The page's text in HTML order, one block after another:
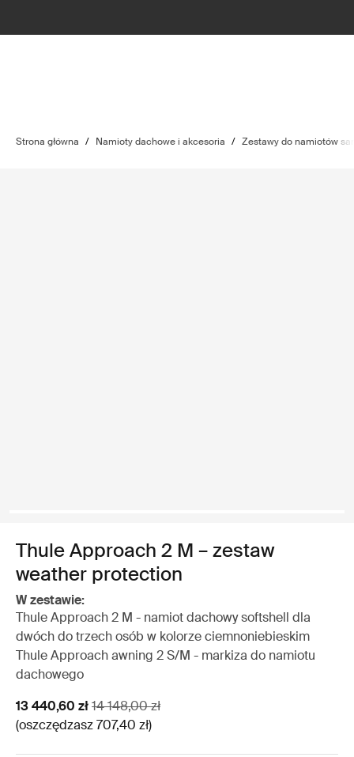
Strona główna / Namioty dachowe i akcesoria / Zestawy do namiotów
Thule Approach 2 M – zestaw
weather protection
W zestawie:
Thule Approach 2 M - namiot dachowy softshell dla
dwóch do trzech osób w kolorze ciemnoniebieskim
Thule Approach awning 2 S/M - markiza do namiotu
dachowego
Cena promocyjna
13 440,60 złOryginalna cena
14 148,00 zł
(oszczędzasz 707,40 zł)